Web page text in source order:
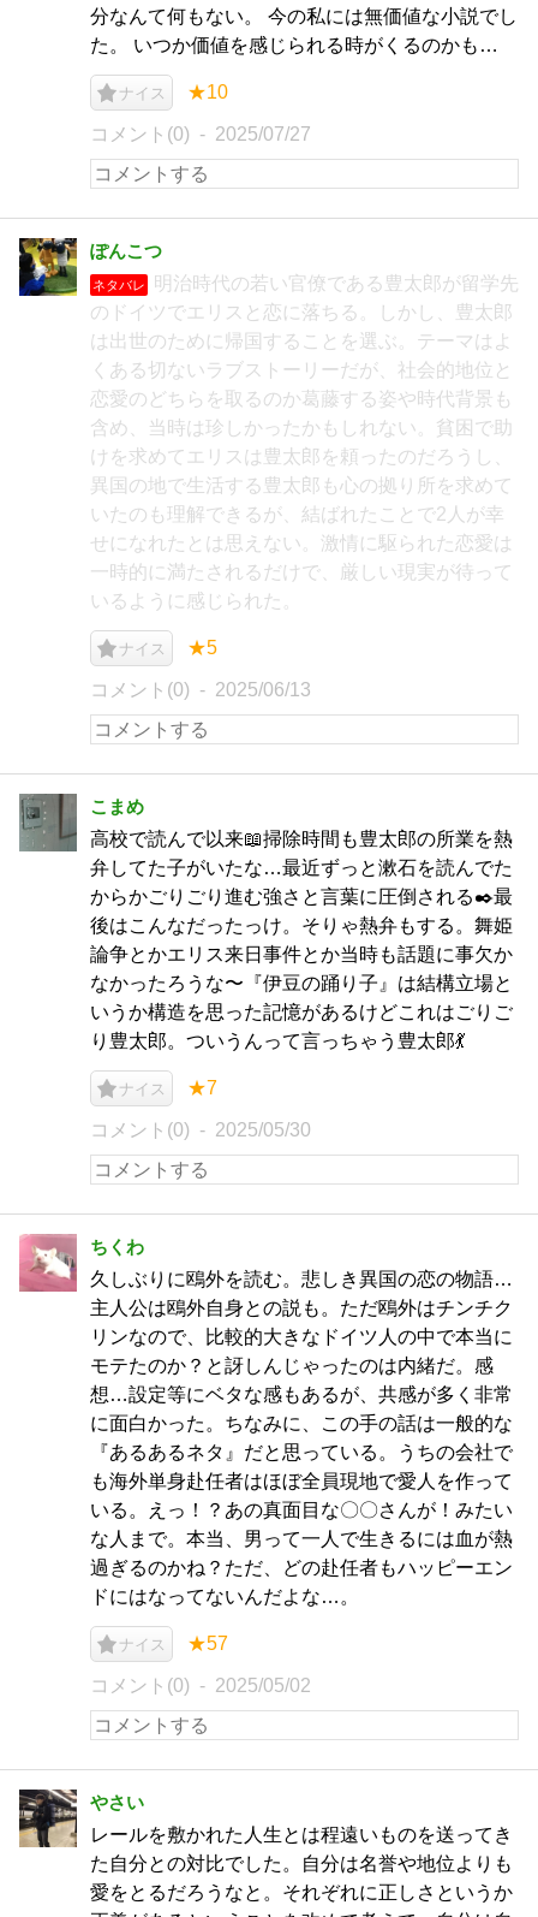
分なんて何もない。 今の私には無価値な小説でし
た。 いつか価値を感じられる時がくるのかも…
ナイス ★10
コメント(0) 2025/07/27
ぽんこつ
ネタバレ
明治時代の若い官僚である豊太郎が留学先
のドイツでエリスと恋に落ちる。しかし、豊太郎
は出世のために帰国することを選ぶ。テーマはよ
くある切ないラブストーリーだが、社会的地位と
恋愛のどちらを取るのか葛藤する姿や時代背景も
含め、当時は珍しかったかもしれない。貧困で助
けを求めてエリスは豊太郎を頼ったのだろうし、
異国の地で生活する豊太郎も心の拠り所を求めて
いたのも理解できるが、結ばれたことで2人が幸
せになれたとは思えない。激情に駆られた恋愛は
一時的に満たされるだけで、厳しい現実が待って
いるように感じられた。
ナイス ★5
コメント(0) 2025/06/13
こまめ
高校で読んで以来📖掃除時間も豊太郎の所業を熱
弁してた子がいたな…最近ずっと漱石を読んでた
からかごりごり進む強さと言葉に圧倒される✒️最
後はこんなだったっけ。そりゃ熱弁もする。舞姫
論争とかエリス来日事件とか当時も話題に事欠か
なかったろうな〜『伊豆の踊り子』は結構立場と
いうか構造を思った記憶があるけどこれはごりご
り豊太郎。ついうんって言っちゃう豊太郎💃
ナイス ★7
コメント(0) 2025/05/30
ちくわ
久しぶりに鴎外を読む。悲しき異国の恋の物語…
主人公は鴎外自身との説も。ただ鴎外はチンチク
リンなので、比較的大きなドイツ人の中で本当に
モテたのか？と訝しんじゃったのは内緒だ。感
想…設定等にベタな感もあるが、共感が多く非常
に面白かった。ちなみに、この手の話は一般的な
『あるあるネタ』だと思っている。うちの会社で
も海外単身赴任者はほぼ全員現地で愛人を作って
いる。えっ！？あの真面目な〇〇さんが！みたい
な人まで。本当、男って一人で生きるには血が熱
過ぎるのかね？ただ、どの赴任者もハッピーエン
ドにはなってないんだよな…。
ナイス ★57
コメント(0) 2025/05/02
やさい
レールを敷かれた人生とは程遠いものを送ってき
た自分との対比でした。自分は名誉や地位よりも
愛をとるだろうなと。それぞれに正しさというか